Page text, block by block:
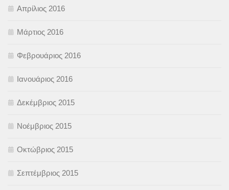
Απρίλιος 2016
Μάρτιος 2016
Φεβρουάριος 2016
Ιανουάριος 2016
Δεκέμβριος 2015
Νοέμβριος 2015
Οκτώβριος 2015
Σεπτέμβριος 2015